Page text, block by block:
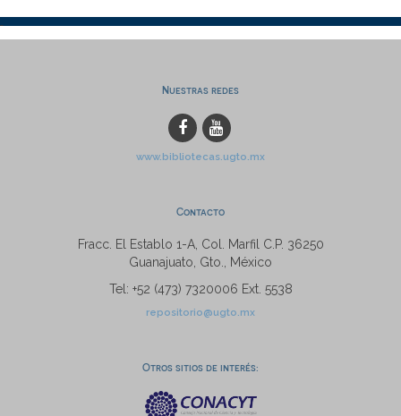
Nuestras redes
www.bibliotecas.ugto.mx
Contacto
Fracc. El Establo 1-A, Col. Marfil C.P. 36250
Guanajuato, Gto., México
Tel: +52 (473) 7320006 Ext. 5538
repositorio@ugto.mx
Otros sitios de interés: